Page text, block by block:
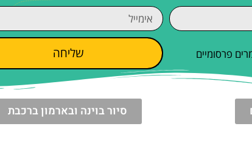
פרסומיים שליחה
סיור בוינה ובארמון ברכבת